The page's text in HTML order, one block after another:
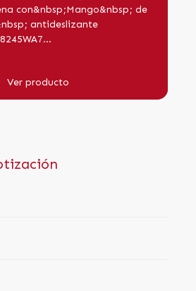
con&nbsp;Mango&nbsp; de
antideslizante
Ver producto